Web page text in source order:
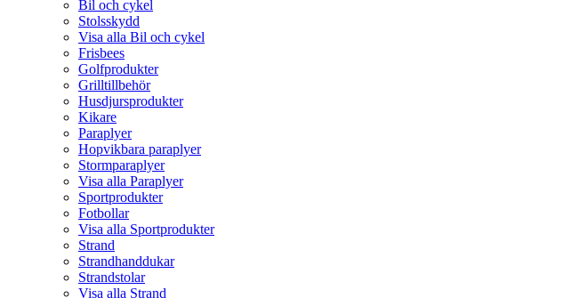
Bil och cykel
Stolsskydd
Visa alla Bil och cykel
Frisbees
Golfprodukter
Grilltillbehör
Husdjursprodukter
Kikare
Paraplyer
Hopvikbara paraplyer
Stormparaplyer
Visa alla Paraplyer
Sportprodukter
Fotbollar
Visa alla Sportprodukter
Strand
Strandhanddukar
Strandstolar
Visa alla Strand